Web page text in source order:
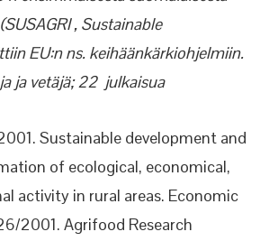
, Sustainable
EU:n ns. keihäänkärkiohjelmiin.
ja vetäjä; 22 julkaisua
Sustainable development and
of ecological, economical,
activity in rural areas. Economic
2001. Agrifood Research